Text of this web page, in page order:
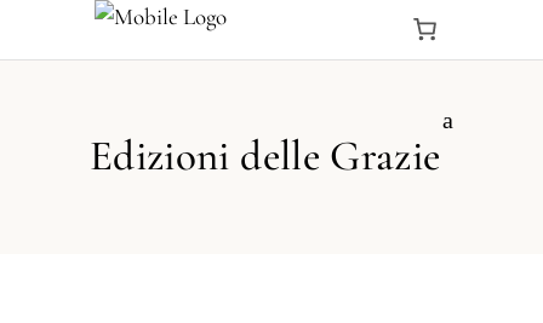
Edizioni delle Grazie